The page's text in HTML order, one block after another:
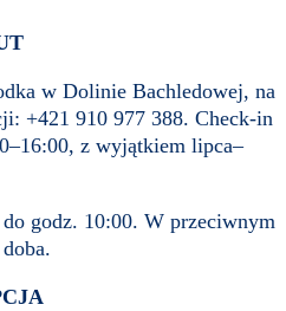
w Dolinie Bachledowej, na
+421 910 977 388. Check-in
z wyjątkiem lipca–
godz. 10:00. W przeciwnym